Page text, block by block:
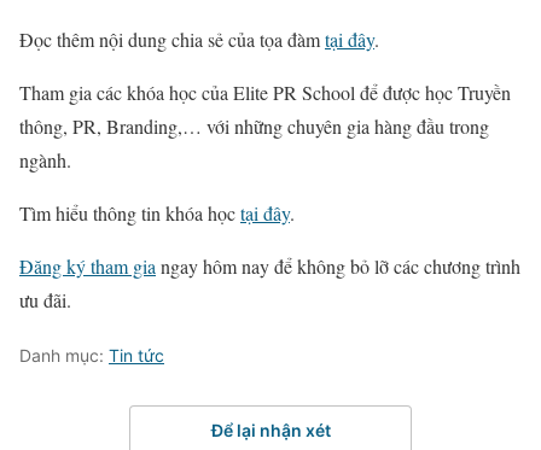
Đọc thêm nội dung chia sẻ của tọa đàmtại đây.
Tham gia các khóa học của Elite PR School để được học Truyền
thông, PR, Branding,… với những chuyên gia hàng đầu trong
ngành.
Tìm hiểu thông tin khóa họctại đây.
Đăng ký tham gia ngay hôm nay để không bỏ lỡ các chương trình
ưu đãi.
Danh mục: Tin tức
Để lại nhận xét